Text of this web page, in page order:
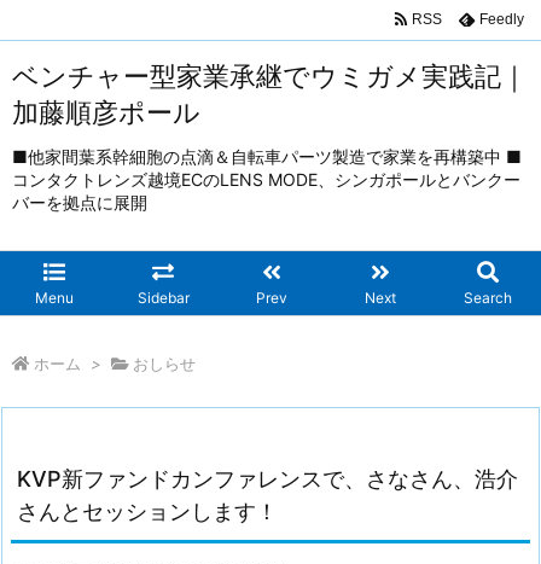
ベンチャー型家業承継でウミガメ実践記｜
加藤順彦ポール
■他家間葉系幹細胞の点滴＆自転車パーツ製造で家業を再構築中 ■
コンタクトレンズ越境ECのLENS MODE、シンガポールとバンクー
バーを拠点に展開
Menu Sidebar Prev Next Search
RSS Feedly
ホーム > おしらせ
KVP新ファンドカンファレンスで、さなさん、浩介
さんとセッションします！